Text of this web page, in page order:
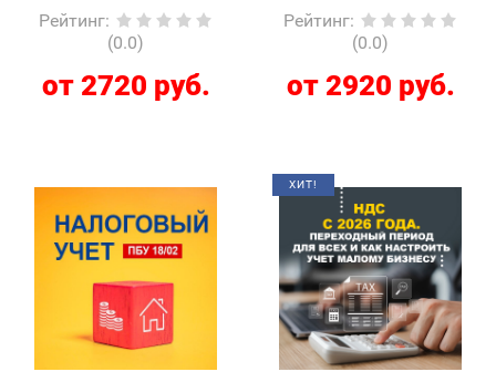
Рейтинг:
(0.0)
от 2720 руб.
Рейтинг:
(0.0)
от 2920 руб.
ХИТ!